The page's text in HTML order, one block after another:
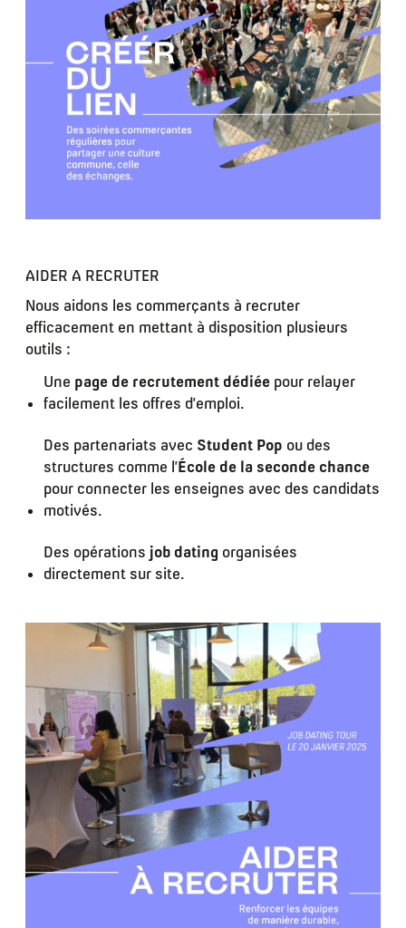
AIDER A RECRUTER
Nous aidons les commerçants à recruter
efficacement en mettant à disposition plusieurs
outils :
Une page de recrutement dédiée pour relayer
facilement les offres d’emploi.
Des partenariats avec Student Pop ou des
structures comme l’École de la seconde chance
pour connecter les enseignes avec des candidats
motivés.
Des opérations job dating organisées
directement sur site.